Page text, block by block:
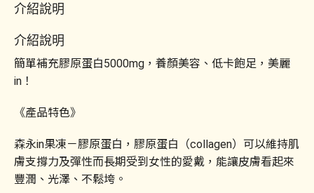
介紹說明
介紹說明
簡單補充膠原蛋白5000mg，養顏美容、低卡飽足，美麗
in！
《產品特色》
森永in果凍－膠原蛋白，膠原蛋白（collagen）可以維持肌
膚支撐力及彈性而長期受到女性的愛戴，能讓皮膚看起來
豐潤、光澤、不鬆垮。